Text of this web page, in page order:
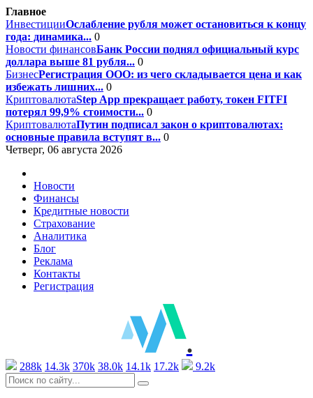
Главное
ИнвестицииОслабление рубля может остановиться к концу
года: динамика... 0
Новости финансовБанк России поднял официальный курс
доллара выше 81 рубля... 0
БизнесРегистрация ООО: из чего складывается цена и как
избежать лишних... 0
КриптовалютаStep App прекращает работу, токен FITFI
потерял 99,9% стоимости... 0
КриптовалютаПутин подписал закон о криптовалютах:
основные правила вступят в... 0
Четверг, 06 августа 2026
Новости
Финансы
Кредитные новости
Страхование
Аналитика
Блог
Реклама
Контакты
Регистрация
.
288k 14.3k 370k 38.0k 14.1k 17.2k 9.2k